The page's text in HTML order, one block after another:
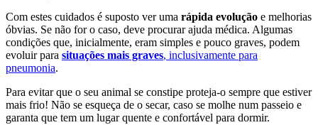
Com estes cuidados é suposto ver uma rápida evolução e melhorias
óbvias. Se não for o caso, deve procurar ajuda médica. Algumas
condições que, inicialmente, eram simples e pouco graves, podem
evoluir para situações mais graves, inclusivamente para
pneumonia.
Para evitar que o seu animal se constipe proteja-o sempre que estiver
mais frio! Não se esqueça de o secar, caso se molhe num passeio e
garanta que tem um lugar quente e confortável para dormir.